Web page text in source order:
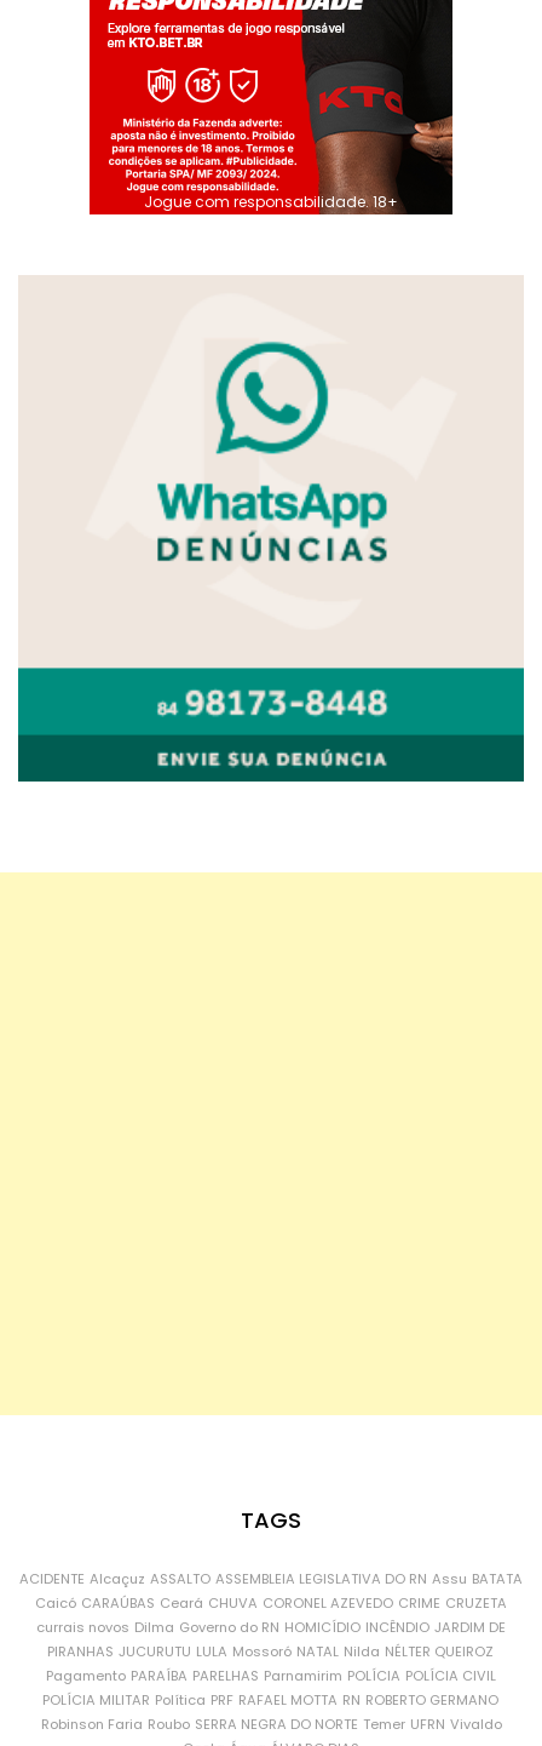
Jogue com responsabilidade. 18+
TAGS
ACIDENTE Alcaçuz ASSALTO ASSEMBLEIA LEGISLATIVA DO RN Assu BATATA
Caicó CARAÚBAS Ceará CHUVA CORONEL AZEVEDO CRIME CRUZETA
currais novos Dilma Governo do RN HOMICÍDIO INCÊNDIO JARDIM DE
PIRANHAS JUCURUTU LULA Mossoró NATAL Nilda NÉLTER QUEIROZ
Pagamento PARAÍBA PARELHAS Parnamirim POLÍCIA POLÍCIA CIVIL
POLÍCIA MILITAR Política PRF RAFAEL MOTTA RN ROBERTO GERMANO
Robinson Faria Roubo SERRA NEGRA DO NORTE Temer UFRN Vivaldo